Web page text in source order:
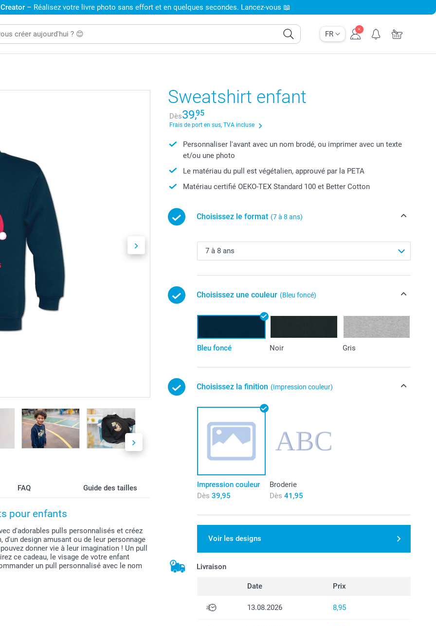
FR
– Réalisez votre livre photo sans effort et en quelques secondes. Lancez-vous 📖
FAQ Guide des tailles
pour enfants
d'adorables pulls personnalisés et créez
design amusant ou de leur personnage
donner vie à leur imagination ! Un pull
ce cadeau, le visage de votre enfant
un pull personnalisé avec le nom
Sweatshirt enfant
Dès39,95
Frais de port en sus, TVA incluse
Personnaliser l'avant avec un nom brodé, ou imprimer avec un texte
et/ou une photo
Le matériau du pull est végétalien, approuvé par la PETA
Matériau certifié OEKO-TEX Standard 100 et Better Cotton
Choisissez le format (7 à 8 ans)
Choisissez une couleur (Bleu foncé)
Bleu foncé Noir Gris
Choisissez la finition (Impression couleur)
Impression couleur
Dès 39,95
Broderie
Dès 41,95
Voir les designs
Livraison
Date Prix
13.08.2026 8,95